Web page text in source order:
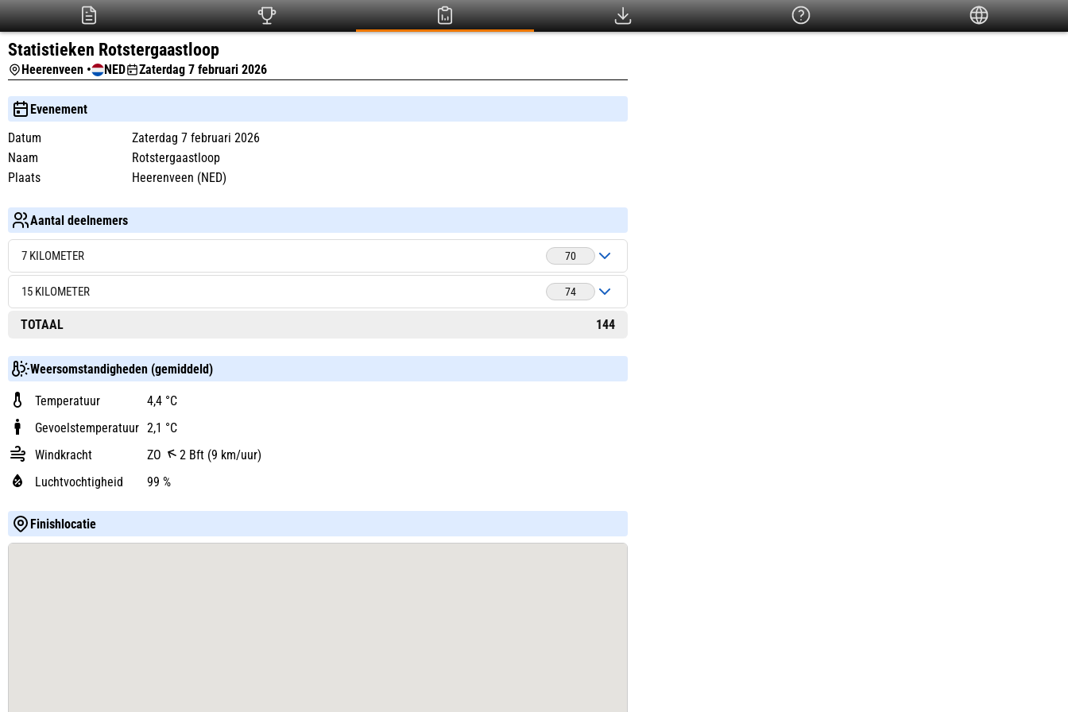
Statistieken Rotstergaastloop
Heerenveen • NED Zaterdag 7 februari 2026
Evenement
Datum
Zaterdag 7 februari 2026
Naam
Rotstergaastloop
Plaats
Heerenveen (NED)
Aantal deelnemers
7 KILOMETER 70
15 KILOMETER 74
TOTAAL 144
Weersomstandigheden (gemiddeld)
Temperatuur
4,4 °C
Gevoelstemperatuur 2,1 °C
Windkracht
ZO
2 Bft (9 km/uur)
Luchtvochtigheid
99 %
Finishlocatie